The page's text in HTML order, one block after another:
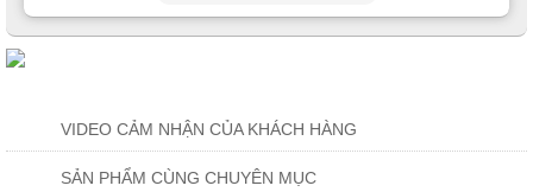
VIDEO CẢM NHẬN CỦA KHÁCH HÀNG
SẢN PHẨM CÙNG CHUYÊN MỤC